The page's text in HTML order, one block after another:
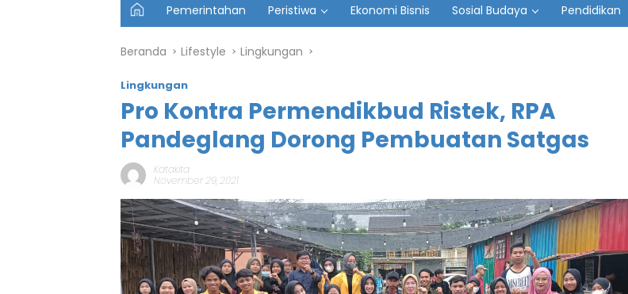
U
t
m
Pemerintahan Peristiwa Ekonomi Bisnis Sosial Budaya Pendidikan
Beranda Lifestyle Lingkungan
Lingkungan
Pro Kontra Permendikbud Ristek, RPA
Pandeglang Dorong Pembuatan Satgas
Katakita
November 29, 2021